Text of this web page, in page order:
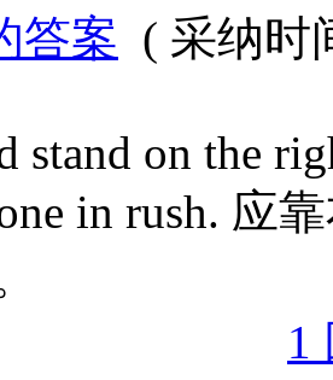
答案 ( 采纳时
stand on the
in rush. 应靠
1